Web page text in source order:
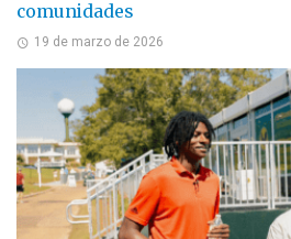
comunidades
19 de marzo de 2026